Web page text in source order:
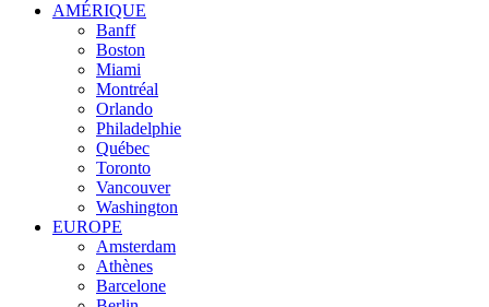
AMÉRIQUE
Banff
Boston
Miami
Montréal
Orlando
Philadelphie
Québec
Toronto
Vancouver
Washington
EUROPE
Amsterdam
Athènes
Barcelone